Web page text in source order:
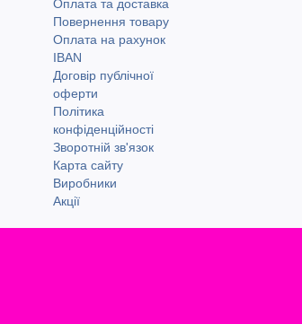
Оплата та доставка
Повернення товару
Оплата на рахунок
IBAN
Договір публічної
оферти
Політика
конфіденційності
Зворотній зв'язок
Карта сайту
Виробники
Акції